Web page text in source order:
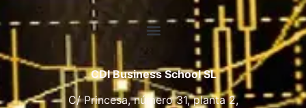
CDI Business School SL
C/ Princesa, número 31, planta 2,